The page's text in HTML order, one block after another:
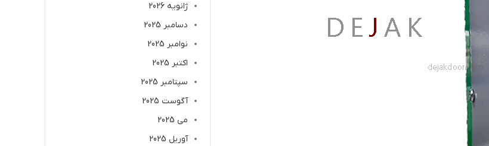
ژانویه 2026
دسامبر 2025
نوامبر 2025
اکتبر 2025
سپتامبر 2025
آگوست 2025
می 2025
آوریل 2025